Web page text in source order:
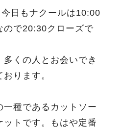
日もナクールは10:00
ので20:30クローズで
くの人とお会いでき
ります。
種であるカットソー
トです。もはや定番